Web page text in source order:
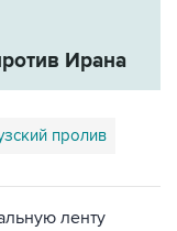
Ирана
пролив
ленту